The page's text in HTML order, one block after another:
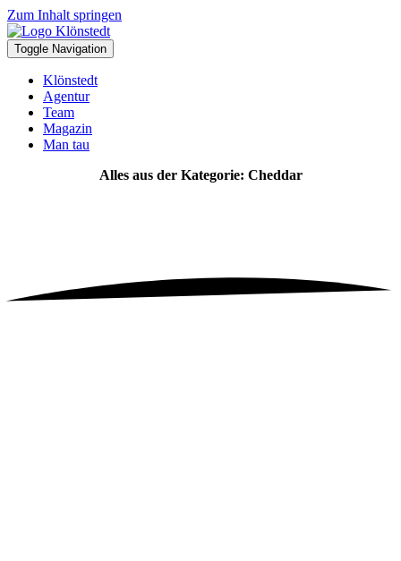
Zum Inhalt springen
Toggle Navigation
Klönstedt
Agentur
Team
Magazin
Man tau
Alles aus der Kategorie: Cheddar